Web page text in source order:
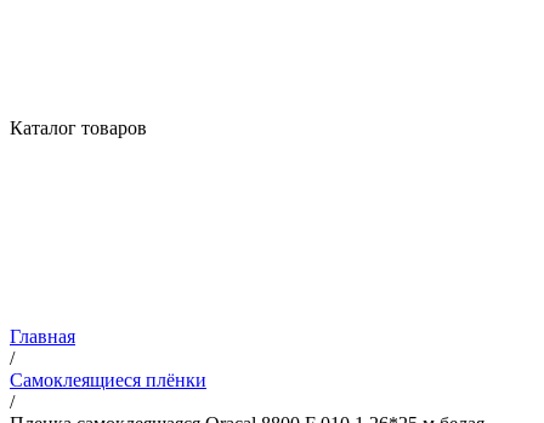
Каталог товаров
Главная
/
Самоклеящиеся плёнки
/